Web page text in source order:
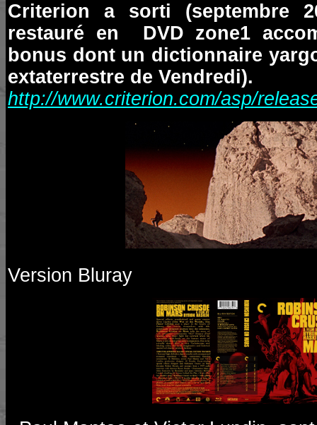
Criterion a sorti (septembre
restauré en DVD zone1
bonus dont un dictionnaire
extaterrestre de Vendredi).
http://www.criterion.com/asp/
Version Bluray